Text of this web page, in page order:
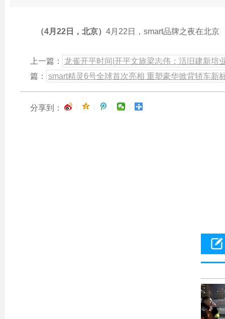
（4月 22 日，北京） 4月22日，smart品牌之夜在北京
上一篇：
龙雀开平时间|开平文旅梁志伟：活旧建新培
篇：
smart精灵6号全球首次亮相 重塑豪华掀背轿车新
分享到：